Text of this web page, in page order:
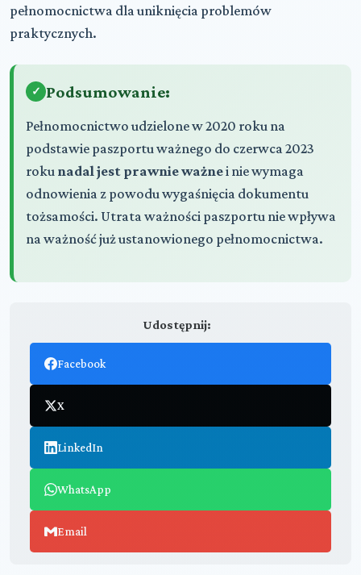
pełnomocnictwa dla uniknięcia problemów
praktycznych.
Podsumowanie:
Pełnomocnictwo udzielone w 2020 roku na
podstawie paszportu ważnego do czerwca 2023
roku nadal jest prawnie ważnei nie wymaga
odnowienia z powodu wygaśnięcia dokumentu
tożsamości. Utrata ważności paszportu nie wpływa
na ważność już ustanowionego pełnomocnictwa.
Udostępnij:
Facebook
X
LinkedIn
WhatsApp
Email